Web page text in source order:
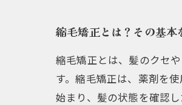
縮毛矯正とは？その基本
縮毛矯正とは、髪のクセ
す。縮毛矯正は、薬剤を
始まり、髪の状態を確認